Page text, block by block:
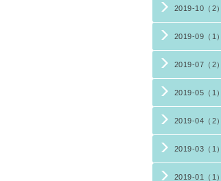
2019-10（2）
2019-09（1）
2019-07（2）
2019-05（1）
2019-04（2）
2019-03（1）
2019-01（1）